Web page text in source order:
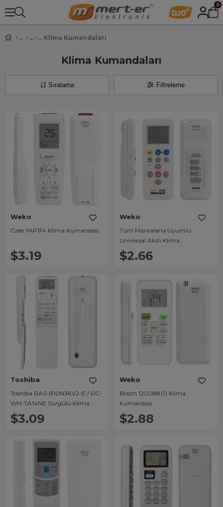
0
Klima Kumandaları
Klima Kumandaları
Filtreleme
Sıralama
Weko
Gree YAP1F4 Klima Kumandası
$3.19
Weko
Tüm Markalarla Uyumlu
Universal Akıllı Klima
Kumandası
$2.66
Toshiba
Toshiba RAS-B10N3KV2-E / RC-
WH-TA14NE Sürgülü Klima
Kumandası
$3.09
Weko
Bosch 12008801 Klima
Kumandası
$2.88